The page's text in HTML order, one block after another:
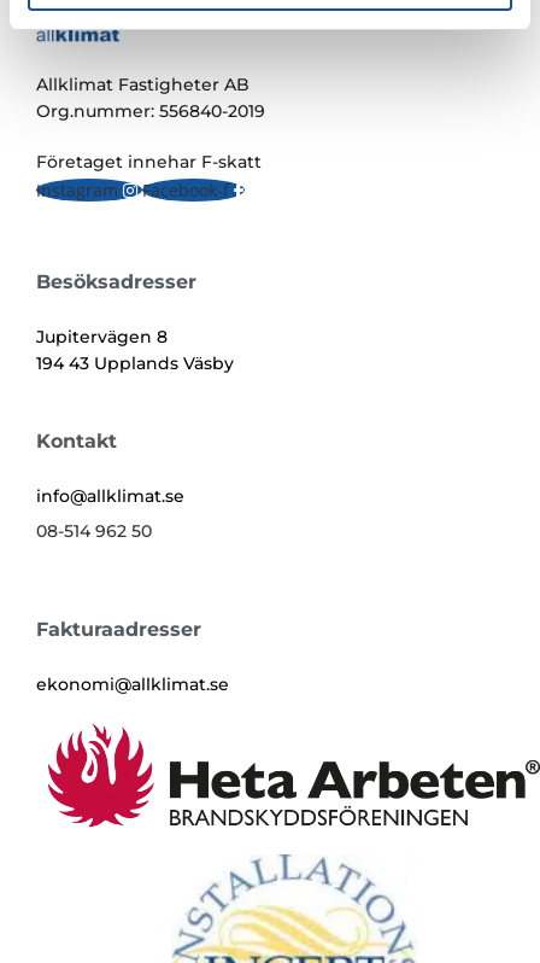
Allklimat Fastigheter AB
Org.nummer: 556840-2019
Företaget innehar F-skatt
Instagram Facebook-f
Besöksadresser
Jupitervägen 8
194 43 Upplands Väsby
Kontakt
info@allklimat.se
08-514 962 50
Fakturaadresser
ekonomi@allklimat.se